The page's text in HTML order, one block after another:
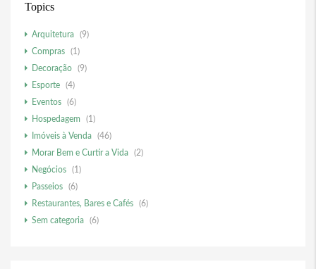
Topics
Arquitetura
(9)
Compras
(1)
Decoração
(9)
Esporte
(4)
Eventos
(6)
Hospedagem
(1)
Imóveis à Venda
(46)
Morar Bem e Curtir a Vida
(2)
Negócios
(1)
Passeios
(6)
Restaurantes, Bares e Cafés
(6)
Sem categoria
(6)